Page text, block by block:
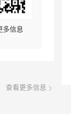
多信息
查看更多信息